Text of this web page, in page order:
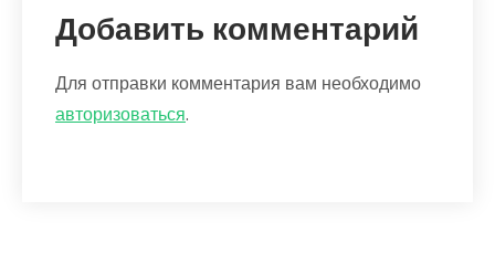
Добавить комментарий
Для отправки комментария вам необходимо
авторизоваться.